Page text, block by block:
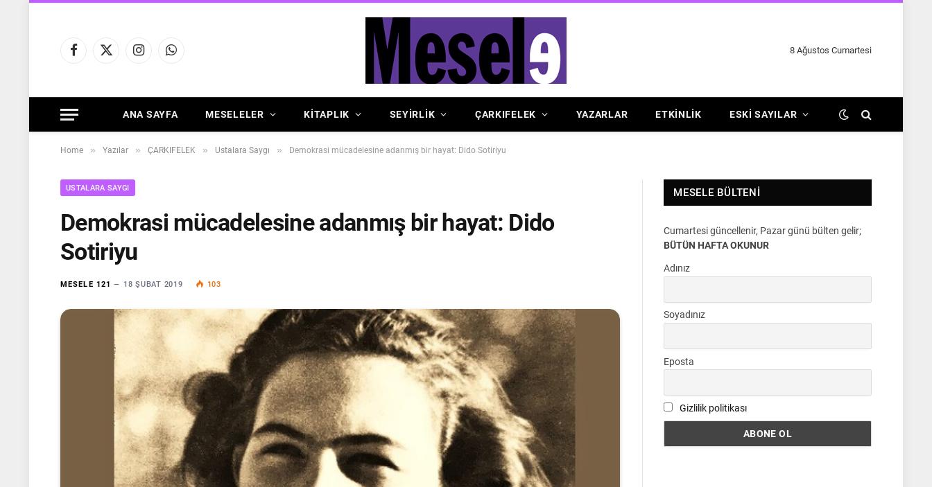
Facebook
X
InstagramWhatsApp
8 Ağustos Cumartesi
ANA SAYFA MESELELER KİTAPLIK SEYİRLİK ÇARKIFELEK YAZARLAR ETKINLIK ESKI SAYILAR
Home » Yazılar » ÇARKIFELEK » Ustalara Saygı » Demokrasi mücadelesine adanmış bir hayat: Dido Sotiriyu
USTALARA SAYGI
Demokrasi mücadelesine adanmış bir hayat: Dido
Sotiriyu
MESELE 121 18 ŞUBAT 2019 103
MESELE BÜLTENI
Cumartesi güncellenir, Pazar günü bülten gelir;
BÜTÜN HAFTA OKUNUR
Adınız
Soyadınız
Eposta
Gizlilik politikası